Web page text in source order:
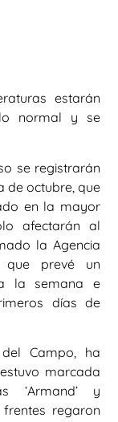
estarán
normal y se
se registrarán
de octubre, que
en la mayor
afectarán al
la Agencia
que prevé un
la semana e
días de
Campo, ha
marcada
y
frentes regaron